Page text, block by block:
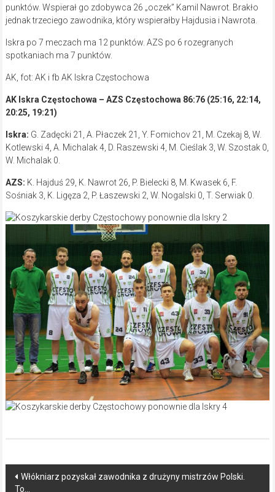
punktów. Wspierał go zdobywca 26 „oczek” Kamil Nawrot. Brakło
jednak trzeciego zawodnika, który wspierałby Hajdusia i Nawrota.
Iskra po 7 meczach ma 12 punktów. AZS po 6 rozegranych
spotkaniach ma 7 punktów.
AK, fot: AK i fb AK Iskra Częstochowa
AK Iskra Częstochowa – AZS Częstochowa 86:76 (25:16, 22:14,
20:25, 19:21)
Iskra: G. Zadęcki 21, A. Płaczek 21, Y. Fomichov 21, M. Czekaj 8, W.
Kotlewski 4, A. Michalak 4, D. Raszewski 4, M. Cieślak 3, W. Szostak 0,
W. Michalak 0.
AZS: K. Hajduś 29, K. Nawrot 26, P. Bielecki 8, M. Kwasek 6, F.
Sośniak 3, K. Ligęza 2, P. Łaszewski 2, W. Nogalski 0, T. Serwiak 0.
Post
Włókniarz pozyskał zawodnika z drużyny mistrzów Polski.
To…